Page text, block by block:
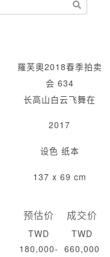
羅芙奧2018春季拍卖
会 634
长高山白云飞舞在
2017
设色 纸本
137 x 69 cm
预估价
TWD
180,000-
成交价
TWD
660,000